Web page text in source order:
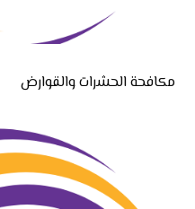
مكافحة الحشرات والقوارض